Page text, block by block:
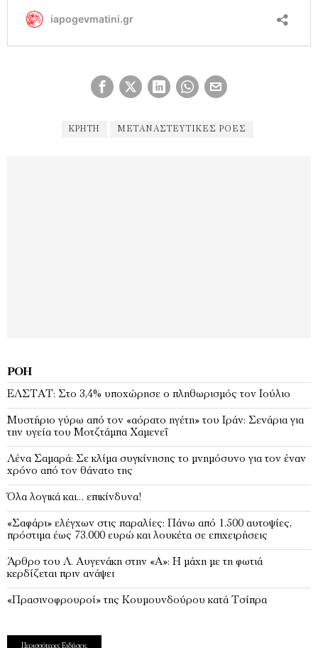
ΚΡΉΤΗ ΜΕΤΑΝΑΣΤΕΥΤΙΚΈΣ ΡΟΈΣ
ΡΟΉ
EΛΣΤΑΤ: Στο 3,4% υποχώρησε ο πληθωρισμός τον Ιούλιο
Μυστήριο γύρω από τον «αόρατο ηγέτη» του Ιράν: Σενάρια για
την υγεία του Μοτζτάμπα Χαμενεΐ
Λένα Σαμαρά: Σε κλίμα συγκίνησης το μνημόσυνο για τον έναν
χρόνο από τον θάνατο της
Όλα λογικά και… επικίνδυνα!
«Σαφάρι» ελέγχων στις παραλίες: Πάνω από 1.500 αυτοψίες,
πρόστιμα έως 73.000 ευρώ και λουκέτα σε επιχειρήσεις
Άρθρο του Λ. Αυγενάκη στην «Α»: Η μάχη με τη φωτιά
κερδίζεται πριν ανάψει
«Πρασινοφρουροί» της Κουμουνδούρου κατά Τσίπρα
Περισσότερες Ειδήσεις